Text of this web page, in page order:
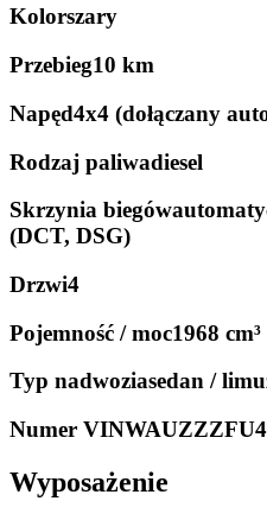
Kolorszary
Przebieg10 km
Napęd4x4 (dołączany
Rodzaj paliwadiesel
Skrzynia biegów
(DCT, DSG)
Drzwi4
Pojemność / moc1968 cm³
Typ nadwoziasedan /
Numer VIN
Wyposażenie